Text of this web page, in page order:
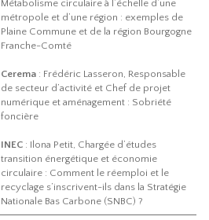
Métabolisme circulaire à l’échelle d’une
métropole et d’une région : exemples de
Plaine Commune et de la région Bourgogne
Franche-Comté
Cerema : Frédéric Lasseron, Responsable
de secteur d’activité et Chef de projet
numérique et aménagement : Sobriété
foncière
INEC : Ilona Petit, Chargée d’études
transition énergétique et économie
circulaire : Comment le réemploi et le
recyclage s’inscrivent-ils dans la Stratégie
Nationale Bas Carbone (SNBC) ?